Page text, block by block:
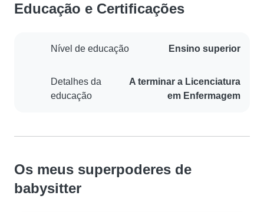
Educação e Certificações
Nível de educação Ensino superior
Detalhes da
educação
A terminar a Licenciatura
em Enfermagem
Os meus superpoderes de
babysitter